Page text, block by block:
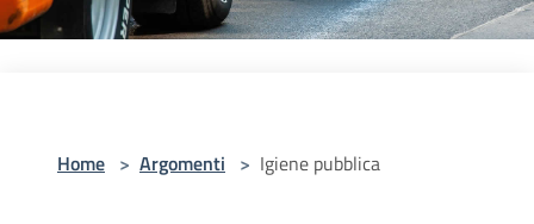
Home > Argomenti > Igiene pubblica